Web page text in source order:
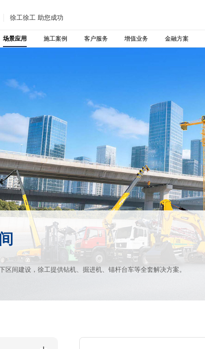
徐工徐工 助您成功
场景应用 施工案例 客户服务 增值业务 金融方案
区间建设，徐工提供钻机、掘进机、锚杆台车等全套解决方案。